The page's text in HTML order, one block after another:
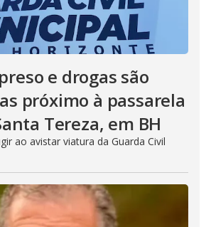
e drogas são
próximo à passarela
Tereza, em BH
ao avistar viatura da Guarda Civil